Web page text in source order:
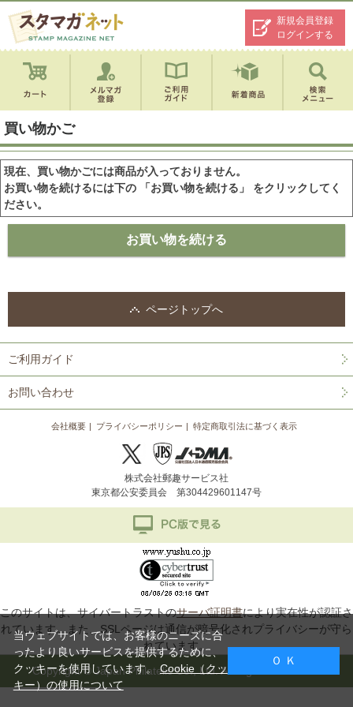
新規会員登録
ログインする
買い物かご
現在、買い物かごには商品が入っておりません。
お買い物を続けるには下の 「お買い物を続ける」 をクリックしてく
ださい。
ページトップへ
ご利用ガイド
お問い合わせ
会社概要 プライバシーポリシー 特定商取引法に基づく表示
株式会社郵趣サービス社
東京都公安委員会 第304429601147号
このサイトは、サイバートラストのサーバ証明書により実在性が認証さ
れています。また、SSLページは通信が暗号化されプライバシーが守ら
れています。
Copyright © Japan Philatelic Co., Ltd. All Rights Reserved.
当ウェブサイトでは、お客様のニーズに合
ったより良いサービスを提供するために、
クッキーを使用しています。Cookie（クッ
キー）の使用について
Ｏ Ｋ